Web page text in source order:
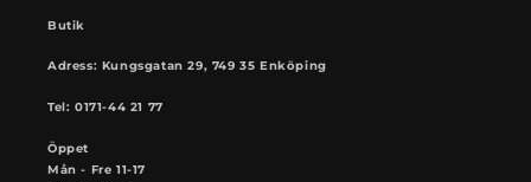
Butik
Adress: Kungsgatan 29, 749 35 Enköping
Tel: 0171-44 21 77
Öppet
Mån - Fre 11-17